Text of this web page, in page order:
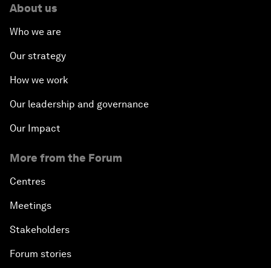
About us
Who we are
Our strategy
How we work
Our leadership and governance
Our Impact
More from the Forum
Centres
Meetings
Stakeholders
Forum stories